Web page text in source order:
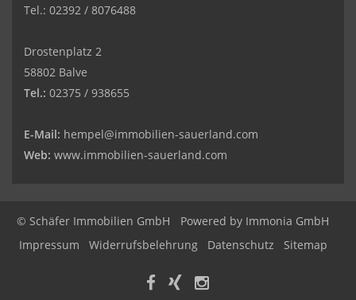
Tel.: 02392 / 8076488
Drostenplatz 2
58802 Balve
Tel.: 02375 / 938655
E-Mail: hempel@immobilien-sauerland.com
Web: www.immobilien-sauerland.com
© Schäfer Immobilien GmbH
Powered by Immonia GmbH
Impressum
Widerrufsbelehrung Datenschutz Sitemap